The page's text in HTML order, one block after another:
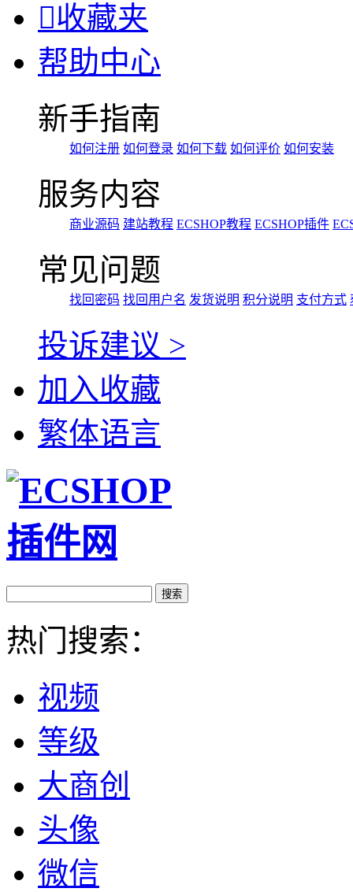
收藏夹
帮助中心
新手指南
如何注册 如何登录 如何下载 如何评价 如何安装
服务内容
商业源码 建站教程 ECSHOP教程 ECSHOP插件
常见问题
找回密码 找回用户名 发货说明 积分说明 支付方式
投诉建议 >
加入收藏
繁体语言
热门搜索：
视频
等级
大商创
头像
微信